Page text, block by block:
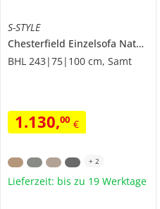
S-STYLE
Chesterfield Einzelsofa Natalie
BHL 243|75|100 cm, Samt
1.130,00 €
+ 2
Lieferzeit: bis zu 19 Werktage